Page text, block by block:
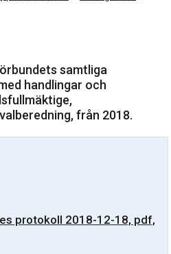
samtliga
handlingar och
från 2018.
protokoll 2018-12-18, pdf,